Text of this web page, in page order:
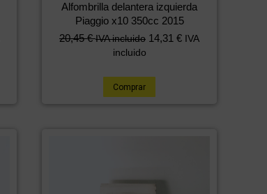
Alfombrilla delantera izquierda
Piaggio x10 350cc 2015
20,45€ IVA incluido 14,31 € IVA
incluido
Comprar